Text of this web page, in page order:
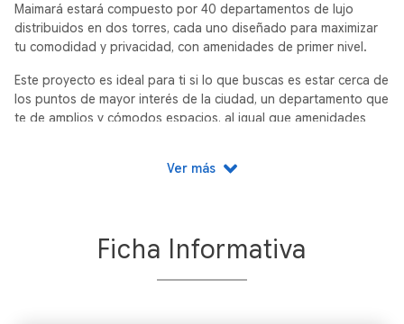
Maimará estará compuesto por 40 departamentos de lujo
distribuidos en dos torres, cada uno diseñado para maximizar
tu comodidad y privacidad, con amenidades de primer nivel.
Este proyecto es ideal para ti si lo que buscas es estar cerca de
los puntos de mayor interés de la ciudad, un departamento que
te de amplios y cómodos espacios, al igual que amenidades
Ver más
Ficha Informativa